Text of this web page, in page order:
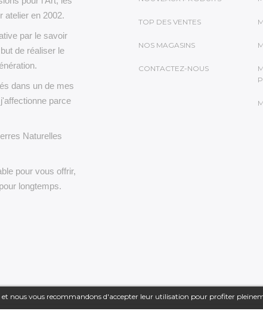
nous vous recommandons d'accepter leur utilisation pour profiter
atelier en 2002.
par le savoir
de réaliser le
dans un de mes
parce
Naturelles
pour vous offrir,
longtemps.
TOP DES VENTES
NOS MAGASINS
CONTACTEZ-NOUS